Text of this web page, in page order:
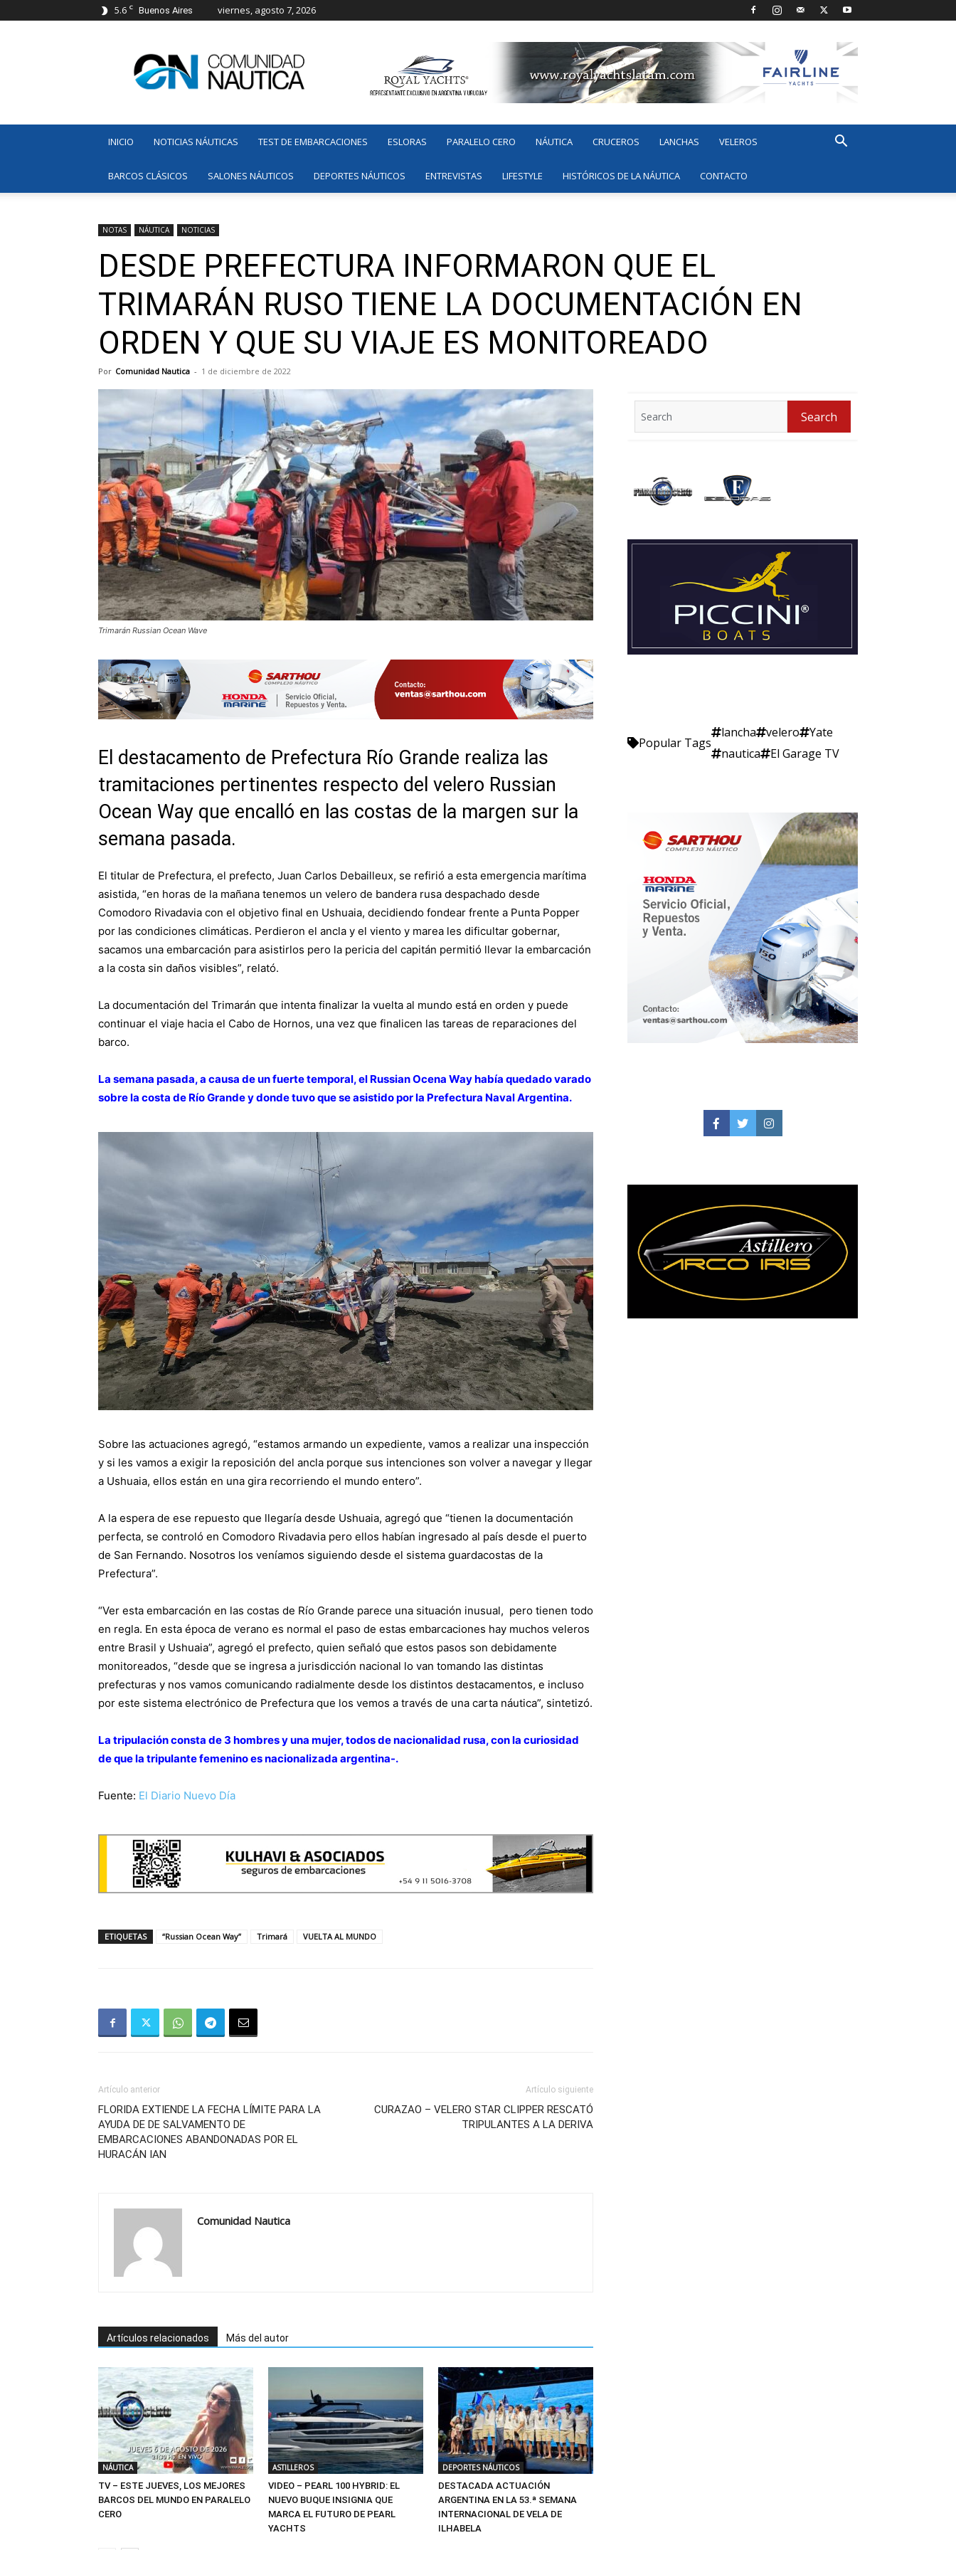
5.6 C Buenos Aires viernes, agosto 7, 2026
Náutica
INICIO NOTICIAS NÁUTICAS TEST DE EMBARCACIONES ESLORAS PARALELO CERO NÁUTICA CRUCEROS LANCHAS VELEROS
BARCOS CLÁSICOS SALONES NÁUTICOS DEPORTES NÁUTICOS ENTREVISTAS LIFESTYLE HISTÓRICOS DE LA NÁUTICA CONTACTO
NOTAS NÁUTICA NOTICIAS
DESDE PREFECTURA INFORMARON QUE EL
TRIMARÁN RUSO TIENE LA DOCUMENTACIÓN EN
ORDEN Y QUE SU VIAJE ES MONITOREADO
Por Comunidad Nautica - 1 de diciembre de 2022
Trimarán Russian Ocean Wave
El destacamento de Prefectura Río Grande realiza las
tramitaciones pertinentes respecto del velero Russian
Ocean Way que encalló en las costas de la margen sur la
semana pasada.
El titular de Prefectura, el prefecto, Juan Carlos Debailleux, se refirió a esta emergencia marítima
asistida, “en horas de la mañana tenemos un velero de bandera rusa despachado desde
Comodoro Rivadavia con el objetivo final en Ushuaia, decidiendo fondear frente a Punta Popper
por las condiciones climáticas. Perdieron el ancla y el viento y marea les dificultar gobernar,
sacamos una embarcación para asistirlos pero la pericia del capitán permitió llevar la embarcación
a la costa sin daños visibles”, relató.
La documentación del Trimarán que intenta finalizar la vuelta al mundo está en orden y puede
continuar el viaje hacia el Cabo de Hornos, una vez que finalicen las tareas de reparaciones del
barco.
La semana pasada, a causa de un fuerte temporal, el Russian Ocena Way había quedado varado
sobre la costa de Río Grande y donde tuvo que se asistido por la Prefectura Naval Argentina.
Sobre las actuaciones agregó, “estamos armando un expediente, vamos a realizar una inspección
y si les vamos a exigir la reposición del ancla porque sus intenciones son volver a navegar y llegar
a Ushuaia, ellos están en una gira recorriendo el mundo entero”.
A la espera de ese repuesto que llegaría desde Ushuaia, agregó que “tienen la documentación
perfecta, se controló en Comodoro Rivadavia pero ellos habían ingresado al país desde el puerto
de San Fernando. Nosotros los veníamos siguiendo desde el sistema guardacostas de la
Prefectura”.
“Ver esta embarcación en las costas de Río Grande parece una situación inusual, pero tienen todo
en regla. En esta época de verano es normal el paso de estas embarcaciones hay muchos veleros
entre Brasil y Ushuaia”, agregó el prefecto, quien señaló que estos pasos son debidamente
monitoreados, “desde que se ingresa a jurisdicción nacional lo van tomando las distintas
prefecturas y nos vamos comunicando radialmente desde los distintos destacamentos, e incluso
por este sistema electrónico de Prefectura que los vemos a través de una carta náutica”, sintetizó.
La tripulación consta de 3 hombres y una mujer, todos de nacionalidad rusa, con la curiosidad
de que la tripulante femenino es nacionalizada argentina-.
Fuente: El Diario Nuevo Día
ETIQUETAS “Russian Ocean Way” Trimará VUELTA AL MUNDO
Artículo anterior
FLORIDA EXTIENDE LA FECHA LÍMITE PARA LA
AYUDA DE DE SALVAMENTO DE
EMBARCACIONES ABANDONADAS POR EL
HURACÁN IAN
Artículo siguiente
CURAZAO – VELERO STAR CLIPPER RESCATÓ
TRIPULANTES A LA DERIVA
Comunidad Nautica
Artículos relacionados Más del autor
NÁUTICA
TV – ESTE JUEVES, LOS MEJORES
BARCOS DEL MUNDO EN PARALELO
CERO
ASTILLEROS
VIDEO – PEARL 100 HYBRID: EL
NUEVO BUQUE INSIGNIA QUE
MARCA EL FUTURO DE PEARL
YACHTS
DEPORTES NÁUTICOS
DESTACADA ACTUACIÓN
ARGENTINA EN LA 53.ª SEMANA
INTERNACIONAL DE VELA DE
ILHABELA
for:
Search
Popular Tags
lancha velero
Yate
nautica
El Garage TV
Facebook
TwitterInstagram